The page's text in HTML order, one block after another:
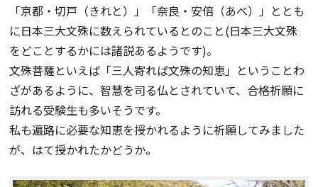
「京都・切戸（きれと）」「奈良・安倍（あべ）」ととも
に日本三大文殊に数えられているとのこと(日本三大文殊
をどことするかには諸説あるようです)。
文殊菩薩といえば「三人寄れば文殊の知恵」ということわ
ざがあるように、智慧を司る仏とされていて、合格祈願に
訪れる受験生も多いそうです。
私も遍路に必要な知恵を授かれるように祈願してみました
が、はて授かれたかどうか。